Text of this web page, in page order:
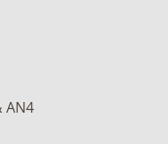
AN4